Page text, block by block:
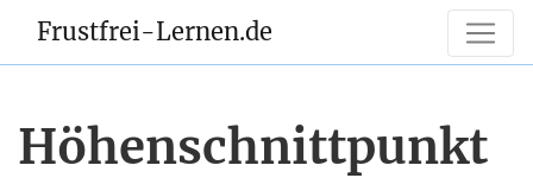
Frustfrei-Lernen.de
Höhenschnittpunkt